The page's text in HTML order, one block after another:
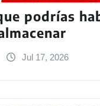
podrías
Jul 17, 2026